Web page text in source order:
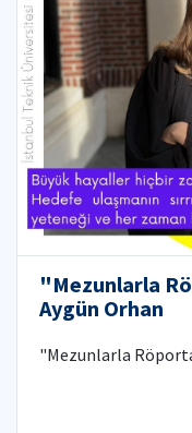
"Mezunlarla
Aygün Orhan
"Mezunlarla